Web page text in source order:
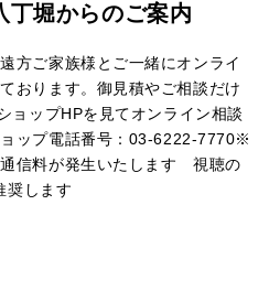
丁堀からのご案内
方ご家族様とご一緒にオンライ
おります。御見積やご相談だけ
ョップHPを見てオンライン相談
ップ電話番号：03-6222-7770※
信料が発生いたします 視聴の
奨します